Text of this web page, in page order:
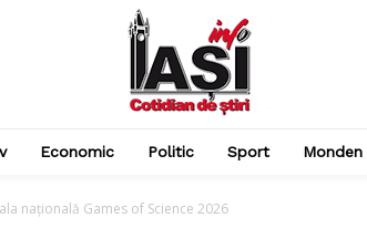
Economic Politic Sport Monden
națională Games of Science 2026